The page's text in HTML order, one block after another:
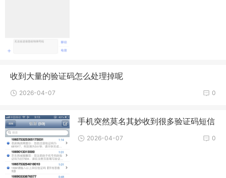
收到大量的验证码怎么处理掉呢
0
2026-04-07
手机突然莫名其妙收到很多验证码短信
0
2026-04-07